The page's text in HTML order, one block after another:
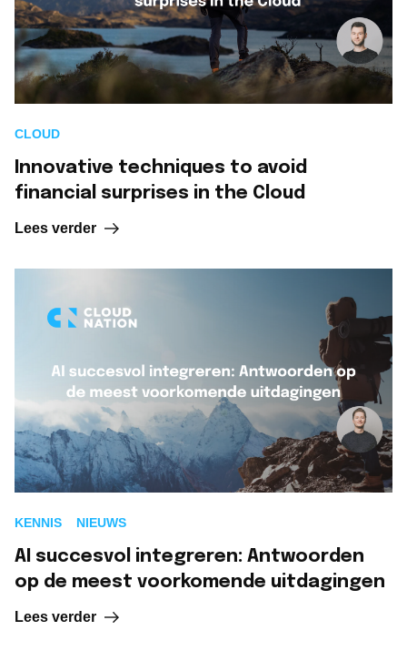
CLOUD
Innovative techniques to avoid
financial surprises in the Cloud
Lees verder
KENNIS NIEUWS
AI succesvol integreren: Antwoorden
op de meest voorkomende uitdagingen
Lees verder